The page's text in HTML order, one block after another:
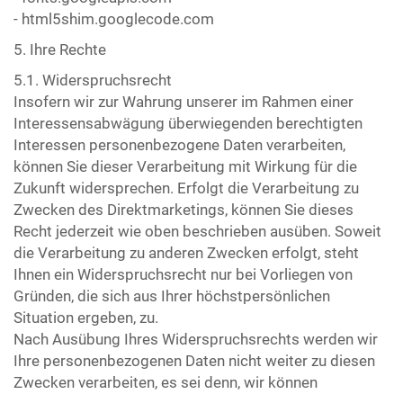
- html5shim.googlecode.com
5. Ihre Rechte
5.1. Widerspruchsrecht
Insofern wir zur Wahrung unserer im Rahmen einer
Interessensabwägung überwiegenden berechtigten
Interessen personenbezogene Daten verarbeiten,
können Sie dieser Verarbeitung mit Wirkung für die
Zukunft widersprechen. Erfolgt die Verarbeitung zu
Zwecken des Direktmarketings, können Sie dieses
Recht jederzeit wie oben beschrieben ausüben. Soweit
die Verarbeitung zu anderen Zwecken erfolgt, steht
Ihnen ein Widerspruchsrecht nur bei Vorliegen von
Gründen, die sich aus Ihrer höchstpersönlichen
Situation ergeben, zu.
Nach Ausübung Ihres Widerspruchsrechts werden wir
Ihre personenbezogenen Daten nicht weiter zu diesen
Zwecken verarbeiten, es sei denn, wir können